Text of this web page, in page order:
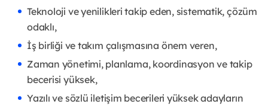
Teknoloji ve yenilikleri takip eden, sistematik, çözüm
odaklı,
İş birliği ve takım çalışmasına önem veren,
Zaman yönetimi, planlama, koordinasyon ve takip
becerisi yüksek,
Yazılı ve sözlü iletişim becerileri yüksek adayların